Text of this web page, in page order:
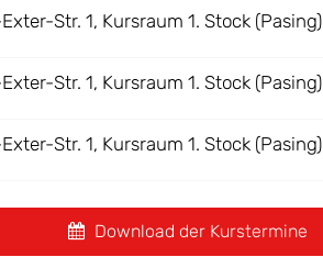
Str. 1, Kursraum 1. Stock (Pasing)
Str. 1, Kursraum 1. Stock (Pasing)
Str. 1, Kursraum 1. Stock (Pasing)
Download der Kurstermine